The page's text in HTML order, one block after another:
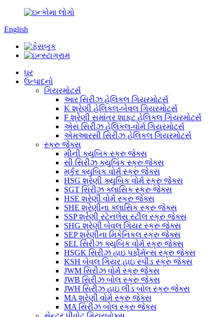
English
ઘર
ઉત્પાદનો
ગિયરમોટર્સ
આર સિરીઝ હેલિકલ ગિયરમોટર્સ
K શ્રેણી હેલિકલ-બેવલ ગિયરમોટર્સ
F શ્રેણી સમાંતર શાફ્ટ હેલિકલ ગિયરમોટર્સ
એસ સિરીઝ હેલિકલ-વોર્મ ગિયરમોટર્સ
એમઆરસી સિરીઝ હેલિકલ ગિયરમોટર્સ
સ્ક્રુ જેક્સ
મીની ક્યુબિક સ્ક્રુ જેક્સ
સી સિરીઝ ક્યુબિક સ્ક્રુ જેક્સ
મર્કુર ક્યુબિક વોર્મ સ્ક્રુ જેક્સ
HSG શ્રેણી ક્યુબિક વોર્મ સ્ક્રુ જેક્સ
SGT સિરીઝ ક્લાસિક સ્ક્રુ જેક્સ
HSE શ્રેણી વોર્મ સ્ક્રુ જેક્સ
SHE શ્રેણીના ક્લાસિક સ્ક્રુ જેક્સ
SSP શ્રેણી સ્ટેનલેસ સ્ટીલ સ્ક્રુ જેક્સ
SHG શ્રેણી બેવલ ગિયર સ્ક્રુ જેક્સ
SEP શ્રેણીના મિકેનિકલ સ્ક્રુ જેક્સ
SEL સિરીઝ ક્યુબિક વોર્મ સ્ક્રુ જેક્સ
HSGK સિરીઝ હાઇ પર્ફોર્મન્સ સ્ક્રુ જેક્સ
KSH બેવલ ગિયર હાઇ સ્પીડ સ્ક્રુ જેક્સ
JWM સિરીઝ વોર્મ સ્ક્રુ જેક્સ
JWB સિરીઝ બોલ સ્ક્રુ જેક્સ
JWH સિરીઝ હાઇ લીડ બોલ સ્ક્રુ જેક્સ
MA શ્રેણી વોર્મ સ્ક્રુ જેક્સ
MA સિરીઝ બોલ સ્ક્રુ જેક્સ